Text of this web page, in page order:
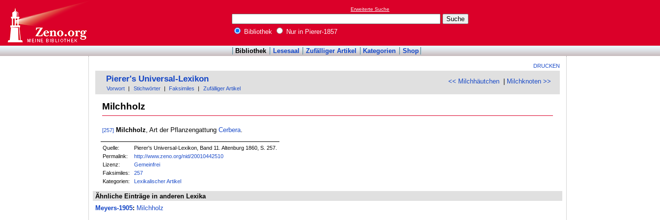
Erweiterte Suche
Bibliothek Nur in Pierer-1857
Bibliothek Lesesaal Zufälliger Artikel Kategorien Shop
DRUCKEN
<< Milchhäutchen Milchknoten >>
Pierer's Universal-Lexikon
Vorwort Stichwörter Faksimiles Zufälliger Artikel
Milchholz
[257] Milchholz , Art der Pflanzengattung Cerbera.
Quelle:
Pierer's Universal-Lexikon, Band 11. Altenburg 1860, S. 257.
Permalink:
http://www.zeno.org/nid/20010442510
Lizenz:
Gemeinfrei
Faksimiles:
257
Kategorien:
Lexikalischer Artikel
Ähnliche Einträge in anderen Lexika
Meyers-1905: Milchholz